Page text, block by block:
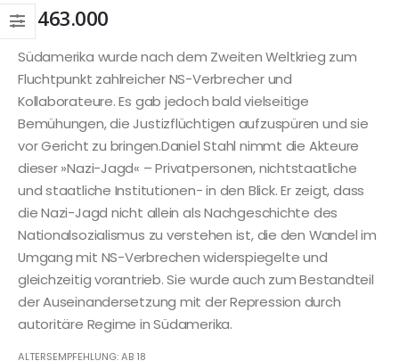
₲ 463.000
Südamerika wurde nach dem Zweiten Weltkrieg zum
Fluchtpunkt zahlreicher NS-Verbrecher und
Kollaborateure. Es gab jedoch bald vielseitige
Bemühungen, die Justizflüchtigen aufzuspüren und sie
vor Gericht zu bringen.Daniel Stahl nimmt die Akteure
dieser »Nazi-Jagd« – Privatpersonen, nichtstaatliche
und staatliche Institutionen- in den Blick. Er zeigt, dass
die Nazi-Jagd nicht allein als Nachgeschichte des
Nationalsozialismus zu verstehen ist, die den Wandel im
Umgang mit NS-Verbrechen widerspiegelte und
gleichzeitig vorantrieb. Sie wurde auch zum Bestandteil
der Auseinandersetzung mit der Repression durch
autoritäre Regime in Südamerika.
ALTERSEMPFEHLUNG: AB 18